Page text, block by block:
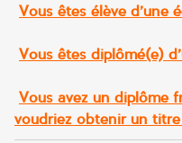
Vous êtes élève d’une
Vous êtes diplômé(e)
Vous avez un diplôme
voudriez obtenir un titre